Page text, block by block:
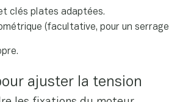
clés plates adaptées.
(facultative, pour un serrage
ajuster la tension